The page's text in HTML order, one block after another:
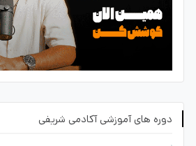
دوره های آموزشی آکادمی شریفی